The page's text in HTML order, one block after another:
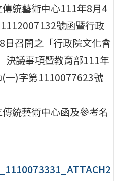
統藝術中心111年8月4
號函暨行政
日召開之「行政院文化會
決議事項暨教育部111年
一)字第1110077623號
統藝術中心函及參考名